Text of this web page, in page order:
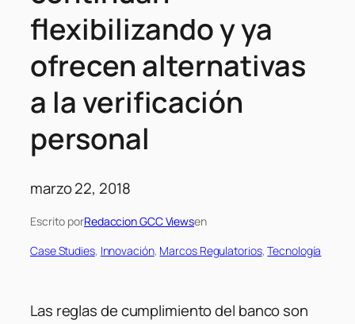
flexibilizando y ya
ofrecen alternativas
a la verificación
personal
marzo 22, 2018
Escrito porRedaccion GCC Viewsen
Case Studies, Innovación, Marcos Regulatorios, Tecnología
Las reglas de cumplimiento del banco son